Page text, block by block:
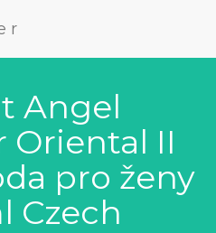
Angel
Oriental II
pro ženy
Czech